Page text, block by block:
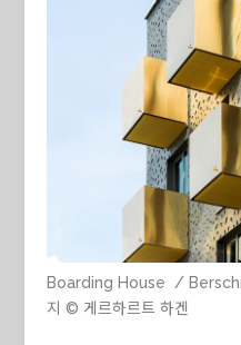
Boarding House /
지 © 게르하르트 하겐